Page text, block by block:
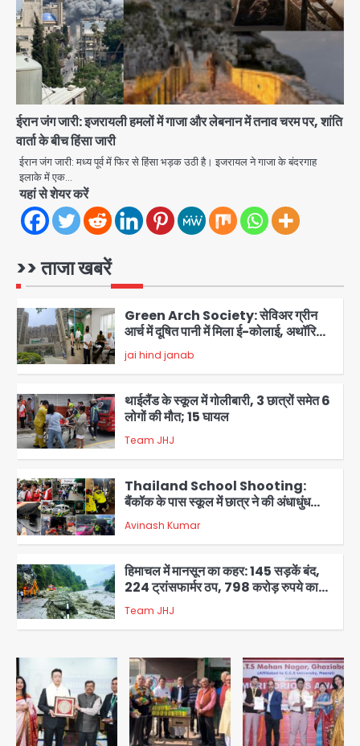
ईरान जंग जारी: इजरायली हमलों में गाजा और लेबनान में तनाव चरम पर, शांति
वार्ता के बीच हिंसा जारी
ईरान जंग जारी: मध्य पूर्व में फिर से हिंसा भड़क उठी है। इजरायल ने गाजा के बंदरगाह
इलाके में एक…
यहां से शेयर करें
>> ताजा खबरें
3 Team JHJ
4
Thailand School Shooting:
बैंकॉक के पास स्कूल में छात्र ने की अंधाधुंध
फायरिंग, हमलावर सहित सात की मौत, 15
घायल
Avinash Kumar
5
224 ट्रांसफार्मर ठप, 798 करोड़ रुपये का
नुकसान
1
Patna violence: पटना में सड़क हादसे में
युवक की मौत के बाद भड़की हिंसा, उपद्रवियों ने
2
Green Arch Society: सेविअर ग्रीन
आर्च में दूषित पानी में मिला ई-कोलाई, अथॉरिटी
ने शुरू की सैंपलिंग जांच
jai hind janab
3
थाईलैंड के स्कूल में गोलीबारी, 3 छात्रों समेत 6
लोगों की मौत; 15 घायल
Team JHJ
4
Thailand School Shooting:
बैंकॉक के पास स्कूल में छात्र ने की अंधाधुंध
फायरिंग, हमलावर सहित सात की मौत, 15
घायल
Avinash Kumar
5
हिमाचल में मानसून का कहर: 145 सड़कें बंद,
224 ट्रांसफार्मर ठप, 798 करोड़ रुपये का
नुकसान
Team JHJ
1
युवक की मौत के बाद भड़की हिंसा, उपद्रवियों ने
फूंकीं 10 गाड़ियां, ट्रैफिक पोस्ट और स्लीपर
बस भी जलाई, NH-30 जाम
jai hind janab
Green Arch Society: सेविअर ग्रीन